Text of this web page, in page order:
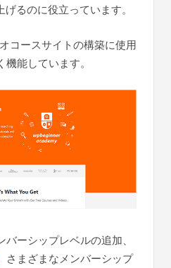
るのに役立っています。
コースサイトの構築に使用
能しています。
ーシップレベルの追加、
さまざまなメンバーシップ